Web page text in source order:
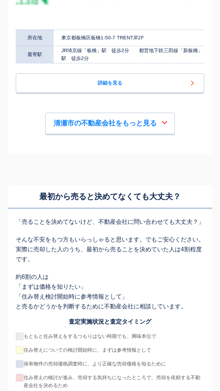
所在地 東京都板橋区板橋1-50-7 TRENT岸2F
最寄駅
JR埼京線「板橋」駅 徒歩2分 都営地下鉄三田線「新板橋」
駅 徒歩2分
詳細を見る
清瀬市の不動産会社をもっと見る
最初から売ると決めてなくても大丈夫？
「売ることを決めてないけど、不動産会社に問い合わせても大丈夫？」
そんな不安をもつ方もいらっしゃると思います。でもご安心ください。
実際に売却した人のうち、最初から売ることを決めていた人は4割程度
です。
約6割の人は
「まずは価格を知りたい」
「住み替え検討開始時に参考情報として」
と売るかどうかを判断するために不動産会社に相談しています。
査定実施状況と査定タイミング
もともと住み替えをするつもりはない時期でも、興味本位で
住み替えについての検討開始時に、まずは参考情報として
保有物件の売却価格調査時に、より正確な売却価格を知るために
住み替えの検討が進み、売却する気持ちになったところで、売却を依頼する不動
産会社を決めるため